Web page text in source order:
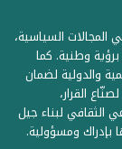
المجالات السياسية،
برؤية وطنية. كما
والدولية لضمان
القرار،
الثقافي لبناء جيل
بإدراك ومسؤولية.